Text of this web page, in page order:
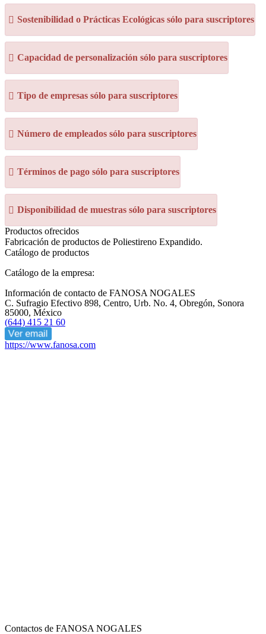
Sostenibilidad o Prácticas Ecológicas sólo para suscriptores
Capacidad de personalización sólo para suscriptores
Tipo de empresas sólo para suscriptores
Número de empleados sólo para suscriptores
Términos de pago sólo para suscriptores
Disponibilidad de muestras sólo para suscriptores
Productos ofrecidos
Fabricación de productos de Poliestireno Expandido.
Catálogo de productos
Catálogo de la empresa:
Información de contacto de FANOSA NOGALES
C. Sufragio Efectivo 898, Centro, Urb. No. 4, Obregón, Sonora
85000, México
(644) 415 21 60
Ver email
https://www.fanosa.com
Contactos de FANOSA NOGALES